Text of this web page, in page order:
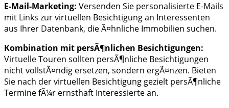
E-Mail-Marketing: Versenden Sie personalisierte E-Mails
mit Links zur virtuellen Besichtigung an Interessenten
aus Ihrer Datenbank, die Ã¤hnliche Immobilien suchen.
Kombination mit persÃ¶nlichen Besichtigungen:
Virtuelle Touren sollten persÃ¶nliche Besichtigungen
nicht vollstÃ¤ndig ersetzen, sondern ergÃ¤nzen. Bieten
Sie nach der virtuellen Besichtigung gezielt persÃ¶nliche
Termine fÃ¼r ernsthaft Interessierte an.